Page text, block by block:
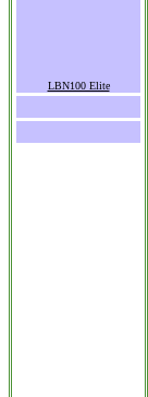
LBN100 Elite